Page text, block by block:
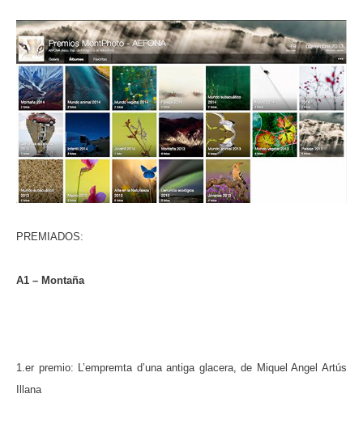
PREMIADOS:
A1 – Montaña
1.er premio: L’empremta d’una antiga glacera, de Miquel Angel Artús
Illana